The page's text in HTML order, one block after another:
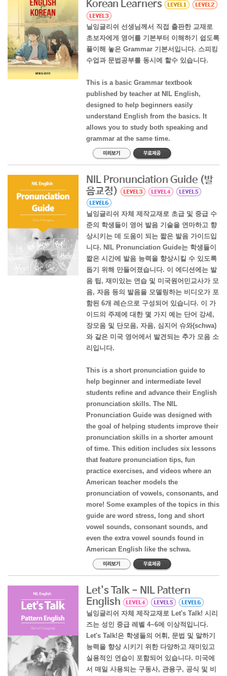
Korean Learners
닐잉글리쉬 선생님께서 직접 출판한 교재로
초보자에게 영어를 기본부터 이해하기 쉽도록
풀이해 놓은 Grammar 기본서입니다. 스피킹
수업과 문법공부를 동시에 할수 있습니다.
This is a basic Grammar textbook
published by teacher at NIL English,
designed to help beginners easily
understand English from the basics. It
allows you to study both speaking and
grammar at the same time.
NIL Pronunciation Guide (발
음교정)
닐잉글리쉬 자체 제작교재로 초급 및 중급 수
준의 학생들이 영어 발음 기술을 연마하고 향
상시키는 데 도움이 되는 짧은 발음 가이드입
니다. NIL Pronunciation Guide는 학생들이
짧은 시간에 발음 능력을 향상시킬 수 있도록
돕기 위해 만들어졌습니다. 이 에디션에는 발
음 팁, 재미있는 연습 및 미국원어민교사가 모
음, 자음 등의 발음을 모델링하는 비디오가 포
함된 6개 레슨으로 구성되어 있습니다. 이 가
이드의 주제에 대한 몇 가지 예는 단어 강세,
장모음 및 단모음, 자음, 심지어 슈와(schwa)
와 같은 미국 영어에서 발견되는 추가 모음 소
리입니다.
This is a short pronunciation guide to
help beginner and intermediate level
students refine and advance their English
pronunciation skills. The NIL
Pronunciation Guide was designed with
the goal of helping students improve their
pronunciation skills in a shorter amount
of time. This edition includes six lessons
that feature pronunciation tips, fun
practice exercises, and videos where an
American teacher models the
pronunciation of vowels, consonants, and
more! Some examples of the topics in this
guide are word stress, long and short
vowel sounds, consonant sounds, and
even the extra vowel sounds found in
American English like the schwa.
Let's Talk - NIL Pattern
English
닐잉글리쉬 자체 제작교재로 Let's Talk! 시리
즈는 성인 중급 레벨 4~6에 이상적입니다.
Let's Talk!은 학생들의 어휘, 문법 및 말하기
능력을 향상 시키기 위한 다양하고 재미있고
실용적인 연습이 포함되어 있습니다. 미국에
서 매일 사용되는 구동사, 관용구, 공식 및 비